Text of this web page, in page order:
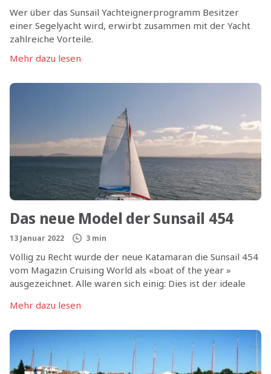
Wer über das Sunsail Yachteignerprogramm Besitzer
einer Segelyacht wird, erwirbt zusammen mit der Yacht
zahlreiche Vorteile.
Mehr dazu lesen
Das neue Model der Sunsail 454
13 Januar 2022 3 min
Völlig zu Recht wurde der neue Katamaran die Sunsail 454
vom Magazin Cruising World als «boat of the year »
ausgezeichnet. Alle waren sich einig: Dies ist der ideale
Katamarane und bietet ein bisher nie dagewesenes
Segelleistung. Der neue Katamaran hat alle Vorzüge des
Vorgängermodells Sunsail 454 und ist in einigen Punkten
noch besser geworden.
Mehr dazu lesen